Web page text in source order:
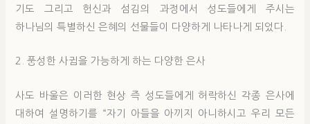
기도 그리고 헌신과 섬김의 과정에서 성도들에게 주시는
하나님의 특별하신 은혜의 선물들이 다양하게 나타나게 되었다.
2. 풍성한 사귐을 가능하게 하는 다양한 은사
사도 바울은 이러한 현상 즉 성도들에게 허락하신 각종 은사에
대하여 설명하기를 “자기 아들을 아끼지 아니하시고 우리 모든